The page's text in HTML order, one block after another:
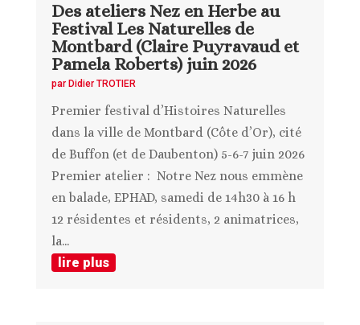
Des ateliers Nez en Herbe au
Festival Les Naturelles de
Montbard (Claire Puyravaud et
Pamela Roberts) juin 2026
par Didier TROTIER
Premier festival d’Histoires Naturelles
dans la ville de Montbard (Côte d’Or), cité
de Buffon (et de Daubenton) 5-6-7 juin 2026
Premier atelier : Notre Nez nous emmène
en balade, EPHAD, samedi de 14h30 à 16 h
12 résidentes et résidents, 2 animatrices,
la...
lire plus